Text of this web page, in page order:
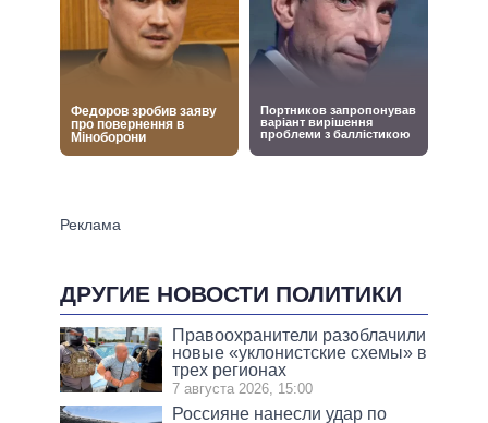
ДРУГИЕ НОВОСТИ ПОЛИТИКИ
Правоохранители разоблачили
новые «уклонистские схемы» в
трех регионах
7 августа 2026, 15:00
Россияне нанесли удар по